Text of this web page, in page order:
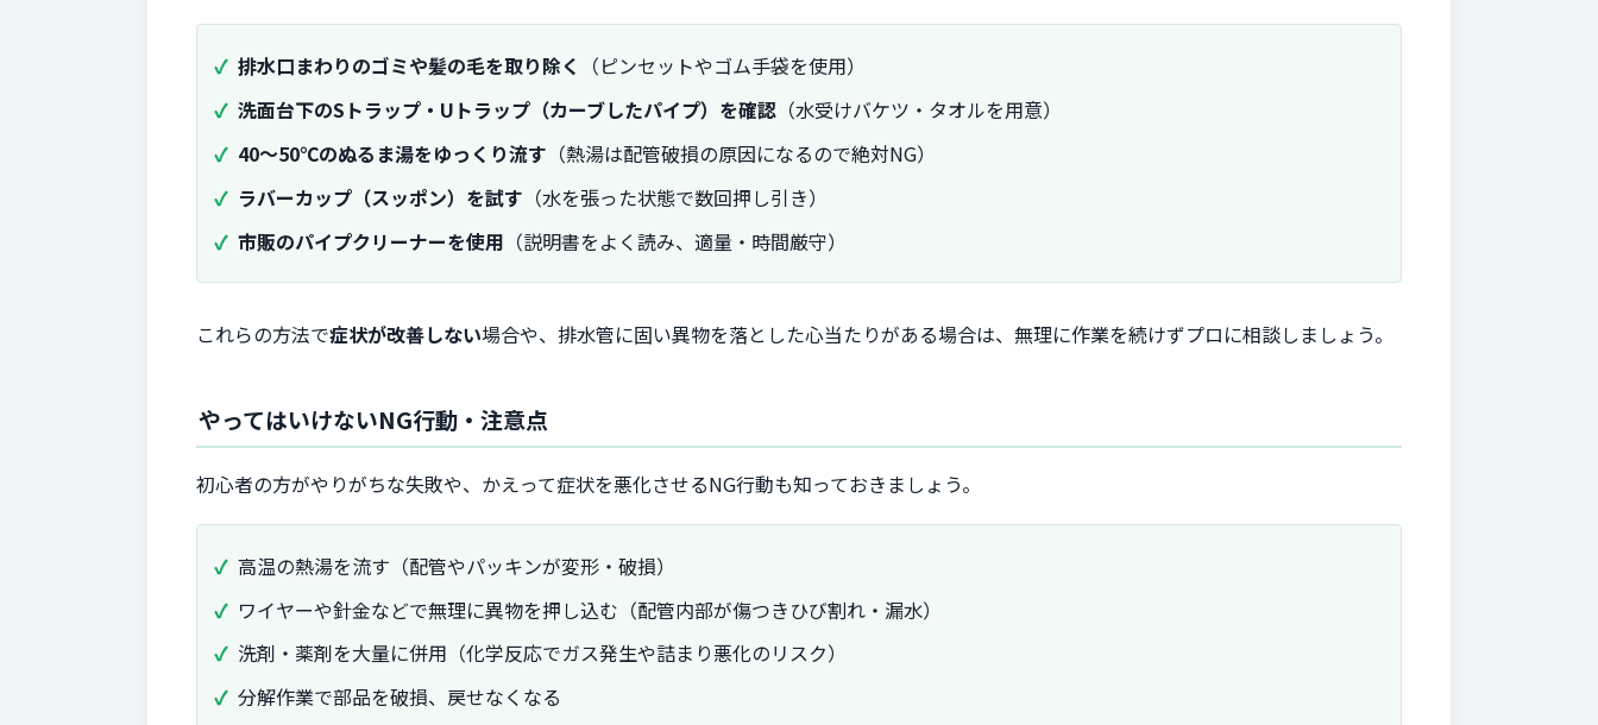
排水口まわりのゴミや髪の毛を取り除く
（ピンセットやゴム手袋を使用）
洗面台下のSトラップ・Uトラップ（カーブしたパイプ）を確認 （水受けバケツ・タオルを用意）
40〜50℃のぬるま湯をゆっくり流す （熱湯は配管破損の原因になるので絶対NG）
ラバーカップ（スッポン）を試す （水を張った状態で数回押し引き）
市販のパイプクリーナーを使用 （説明書をよく読み、適量・時間厳守）
これらの方法で症状が改善しない場合や、排水管に固い異物を落とした心当たりがある場合は、無理に作業を続けずプロに相談しましょう。
やってはいけないNG行動・注意点
初心者の方がやりがちな失敗や、かえって症状を悪化させるNG行動も知っておきましょう。
高温の熱湯を流す（配管やパッキンが変形・破損）
ワイヤーや針金などで無理に異物を押し込む（配管内部が傷つきひび割れ・漏水）
洗剤・薬剤を大量に併用（化学反応でガス発生や詰まり悪化のリスク）
分解作業で部品を破損、戻せなくなる